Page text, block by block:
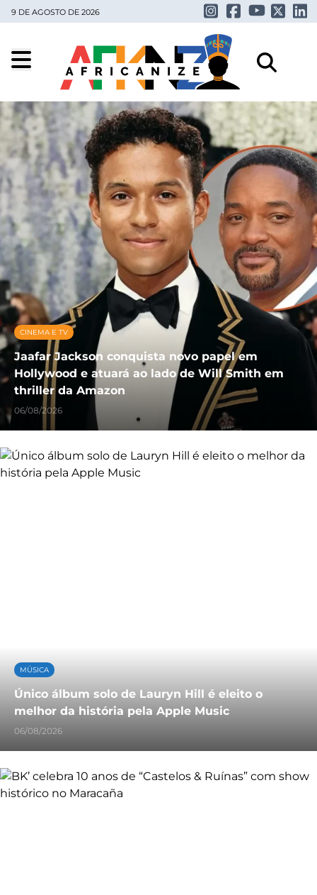
9 DE AGOSTO DE 2026
CINEMA E TV
Jaafar Jackson conquista novo papel em
Hollywood e atuará ao lado de Will Smith em
thriller da Amazon
06/08/2026
MÚSICA
Único álbum solo de Lauryn Hill é eleito o
melhor da história pela Apple Music
06/08/2026